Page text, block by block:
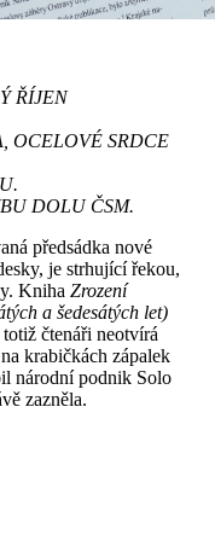
ŘÍJEN
OCELOVÉ SRDCE
DOLU ČSM.
předsádka nové
je strhující řekou,
Kniha Zrození
a šedesátých let)
čtenáři neotvírá
krabičkách zápalek
národní podnik Solo
zazněla.